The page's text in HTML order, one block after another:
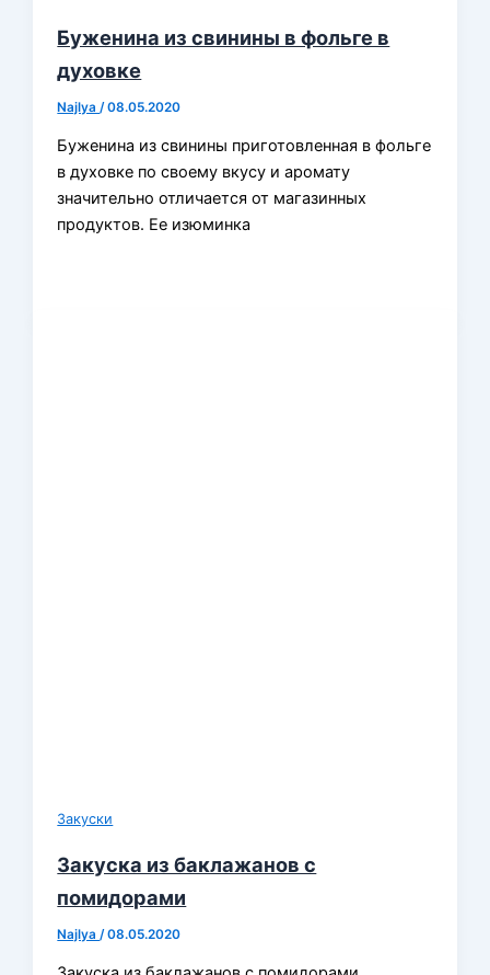
Буженина из свинины в фольге в
духовке
Najlya /08.05.2020
Буженина из свинины приготовленная в фольге
в духовке по своему вкусу и аромату
значительно отличается от магазинных
продуктов. Ее изюминка
Закуски
Закуска из баклажанов с
помидорами
Najlya /08.05.2020